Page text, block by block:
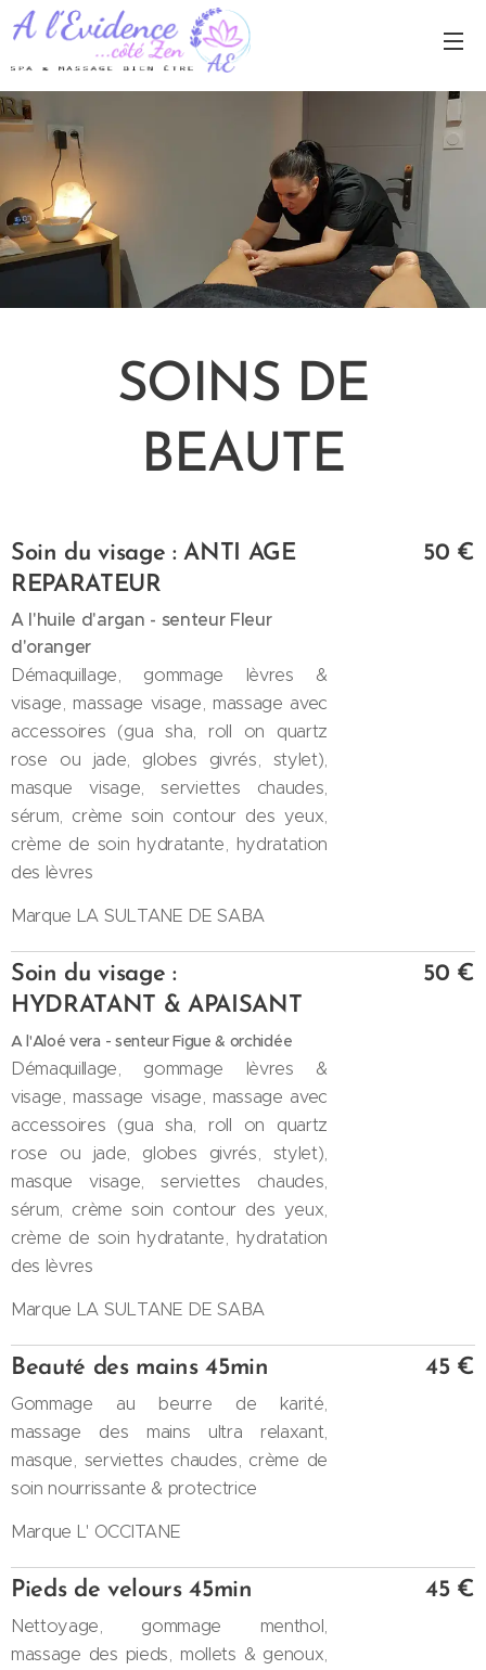
SOINS DE
BEAUTE
Soin du visage : ANTI AGE
REPARATEUR
A l'huile d'argan - senteur Fleur
d'oranger
Démaquillage, gommage lèvres &
visage, massage visage, massage avec
accessoires (gua sha, roll on quartz
rose ou jade, globes givrés, stylet),
masque visage, serviettes chaudes,
sérum, crème soin contour des yeux,
crème de soin hydratante, hydratation
des lèvres
Marque LA SULTANE DE SABA
50 €
Soin du visage :
HYDRATANT & APAISANT
A l'Aloé vera - senteur Figue & orchidée
Démaquillage, gommage lèvres &
visage, massage visage, massage avec
accessoires (gua sha, roll on quartz
rose ou jade, globes givrés, stylet),
masque visage, serviettes chaudes,
sérum, crème soin contour des yeux,
crème de soin hydratante, hydratation
des lèvres
Marque LA SULTANE DE SABA
50 €
Beauté des mains 45min
Gommage au beurre de karité,
massage des mains ultra relaxant,
masque, serviettes chaudes, crème de
soin nourrissante & protectrice
Marque L' OCCITANE
45 €
Pieds de velours 45min
Nettoyage, gommage menthol,
massage des pieds, mollets & genoux,
45 €